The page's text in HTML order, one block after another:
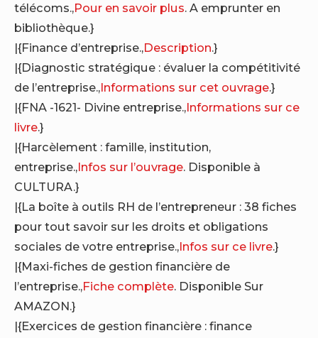
télécoms.,Pour en savoir plus. A emprunter en
bibliothèque.}
|{Finance d’entreprise.,Description.}
|{Diagnostic stratégique : évaluer la compétitivité
de l’entreprise.,Informations sur cet ouvrage.}
|{FNA -1621- Divine entreprise.,Informations sur ce
livre.}
|{Harcèlement : famille, institution,
entreprise.,Infos sur l’ouvrage. Disponible à
CULTURA.}
|{La boîte à outils RH de l’entrepreneur : 38 fiches
pour tout savoir sur les droits et obligations
sociales de votre entreprise.,Infos sur ce livre.}
|{Maxi-fiches de gestion financière de
l’entreprise.,Fiche complète. Disponible Sur
AMAZON.}
|{Exercices de gestion financière : finance